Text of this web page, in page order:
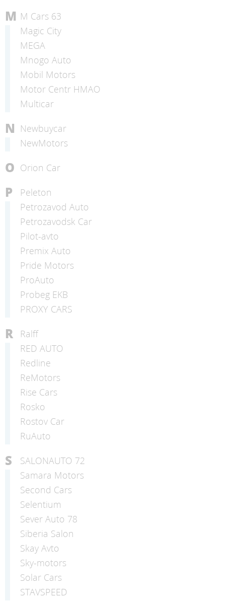
M M Cars 63
Magic City
MEGA
Mnogo Auto
Mobil Motors
Motor Centr HMAO
Multicar
N Newbuycar
NewMotors
O Orion Car
P
Peleton
Petrozavod Auto
Petrozavodsk Car
Pilot-avto
Premix Auto
Pride Motors
ProAuto
Probeg EKB
PROXY CARS
R
Ralff
RED AUTO
Redline
ReMotors
Rise Cars
Rosko
Rostov Car
RuAuto
S
SALONAUTO 72
Samara Motors
Second Cars
Selentium
Sever Auto 78
Siberia Salon
Skay Avto
Sky-motors
Solar Cars
STAVSPEED